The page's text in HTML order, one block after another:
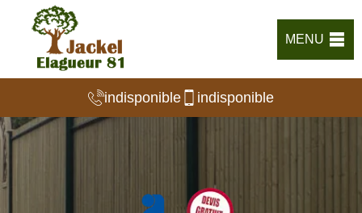
MENU
indisponible indisponible